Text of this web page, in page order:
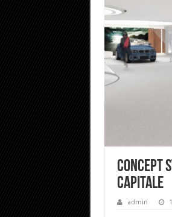
Concept
capitale
admin